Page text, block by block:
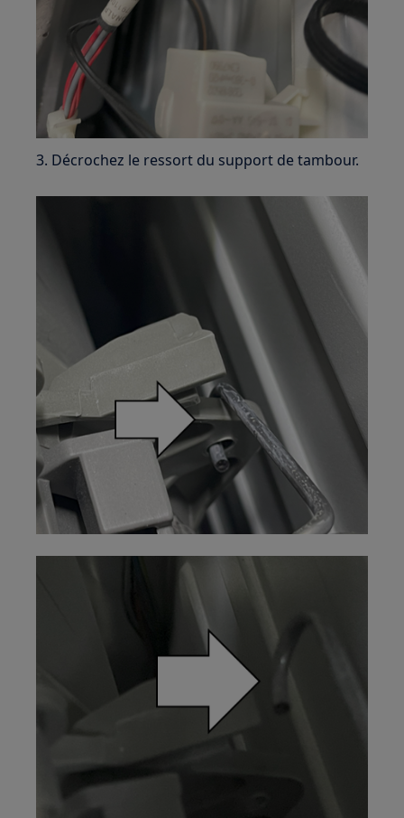
3. Décrochez le ressort du support de tambour.